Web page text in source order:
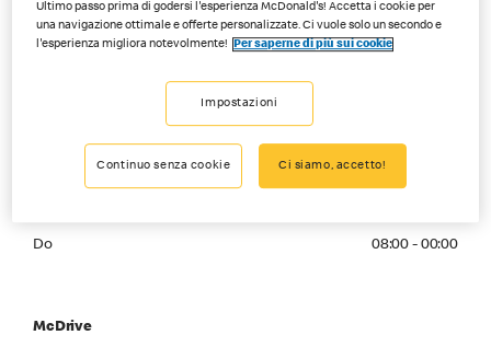
Me 08:00 - 00:00
Wednesday 08:00 - 00:00
Thursday 08:00 - 00:00
08:00 - 02:00
08:00 - 02:00
Saturday 08:00 - 02:00
Do 08:00 - 00:00
McDrive
Ultimo passo prima di godersi l'esperienza McDonald's! Accetta i cookie per
una navigazione ottimale e offerte personalizzate. Ci vuole solo un secondo e
l'esperienza migliora notevolmente!
Per saperne di più sui cookie
Impostazioni
Continuo senza cookie Ci siamo, accetto!